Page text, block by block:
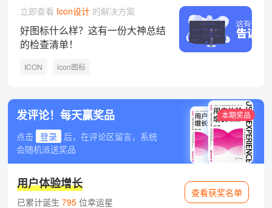
立即查看 Icon设计的解决方案
好图标什么样？这有一份大神总结
的检查清单！
ICON icon图标
发评论！每天赢奖品
点击 登录
后，在评论区留言，系统
会随机派送奖品
本期奖品
用户体验增长
已累计诞生 795位幸运星
查看获奖名单